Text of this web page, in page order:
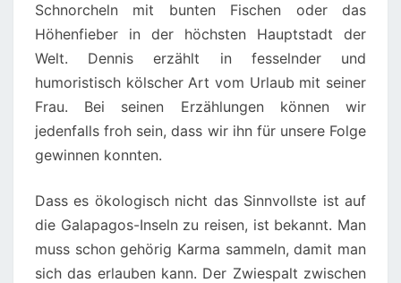
Schnorcheln mit bunten Fischen oder das
Höhenfieber in der höchsten Hauptstadt der
Welt. Dennis erzählt in fesselnder und
humoristisch kölscher Art vom Urlaub mit seiner
Frau. Bei seinen Erzählungen können wir
jedenfalls froh sein, dass wir ihn für unsere Folge
gewinnen konnten.
Dass es ökologisch nicht das Sinnvollste ist auf
die Galapagos-Inseln zu reisen, ist bekannt. Man
muss schon gehörig Karma sammeln, damit man
sich das erlauben kann. Der Zwiespalt zwischen